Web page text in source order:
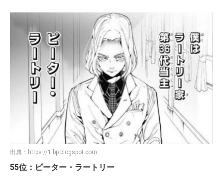
出典： https://1.bp.blogspot.com
55位：ピーター・ラートリー